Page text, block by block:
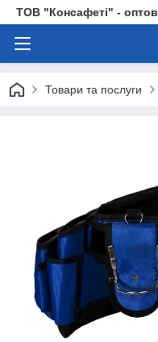
ТОВ "Консафеті" -
Товари та послуги